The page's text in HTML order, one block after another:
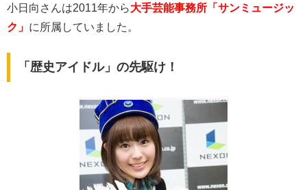
小日向さんは2011年から大手芸能事務所「サンミュージッ
ク」 に所属していました。
「歴史アイドル」の先駆け！